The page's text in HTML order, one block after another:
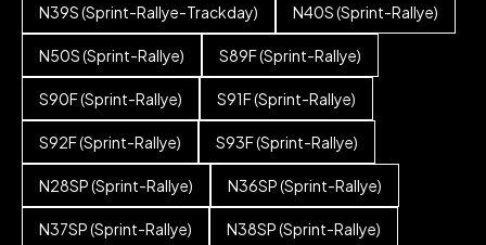
N39S (Sprint-Rallye-Trackday) N40S (Sprint-Rallye)
N50S (Sprint-Rallye) S89F (Sprint-Rallye)
S90F (Sprint-Rallye) S91F (Sprint-Rallye)
S92F (Sprint-Rallye) S93F (Sprint-Rallye)
N28SP (Sprint-Rallye) N36SP (Sprint-Rallye)
N37SP (Sprint-Rallye) N38SP (Sprint-Rallye)